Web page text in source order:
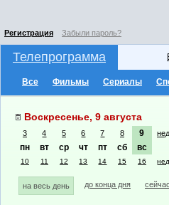
Регистрация Забыли пароль?
Телепрограмма
Все Фильмы Сериалы
Воскресенье, 9 августа
3 4 5 6 7 8 9
пн вт ср чт пт сб вс
10 11 12 13 14 15 16
на весь день до конца дня